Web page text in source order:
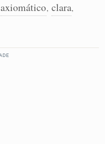
axiomático, clara,